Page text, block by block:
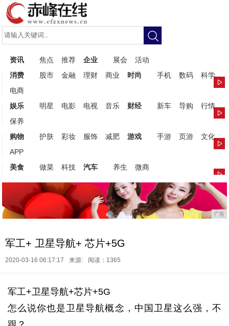
资讯 焦点 推荐 企业 展会
活动
消费
股市 金融 理财 商业 时尚 手机 数码
科学
电商
娱乐
明星 电影 电视 音乐 财经 新车 导购
行情
保养
购物
护肤 彩妆 服饰 减肥 游戏 手游 页游
文化
APP
美食
做菜 科技 汽车 养生 微商
广告
军工+ 卫星导航+ 芯片+5G
2020-03-16 06:17:17 来源: 阅读：1365
军工+卫星导航+芯片+5G
怎么说你也是卫星导航概念，中国卫星这么强，不